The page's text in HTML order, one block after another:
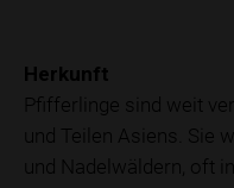
Herkunft
Pfifferlinge sind weit
und Teilen Asiens. Sie
und Nadelwäldern, oft